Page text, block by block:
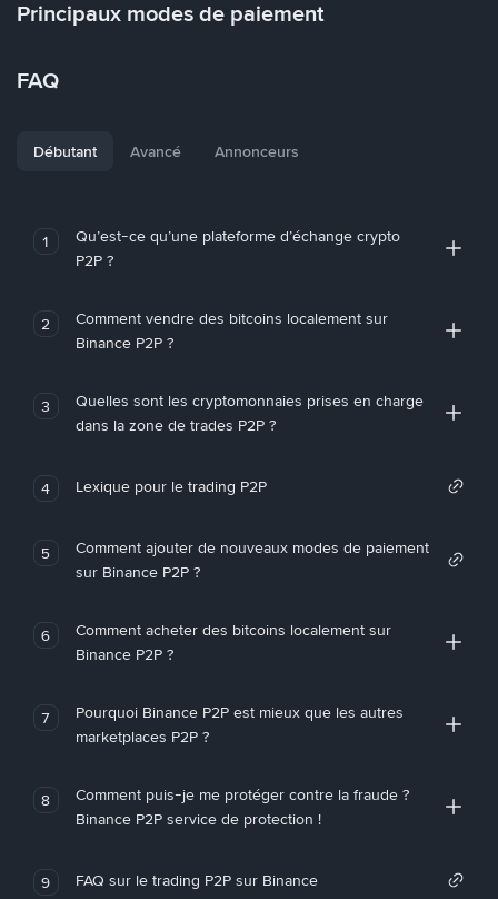
Principaux modes de paiement
FAQ
Débutant Avancé Annonceurs
1
Qu’est-ce qu’une plateforme d’échange crypto
P2P ?
2
Comment vendre des bitcoins localement sur
Binance P2P ?
3
Quelles sont les cryptomonnaies prises en charge
dans la zone de trades P2P ?
4 Lexique pour le trading P2P
5
Comment ajouter de nouveaux modes de paiement
sur Binance P2P ?
6
Comment acheter des bitcoins localement sur
Binance P2P ?
7
Pourquoi Binance P2P est mieux que les autres
marketplaces P2P ?
8
Comment puis-je me protéger contre la fraude ?
Binance P2P service de protection !
9 FAQ sur le trading P2P sur Binance